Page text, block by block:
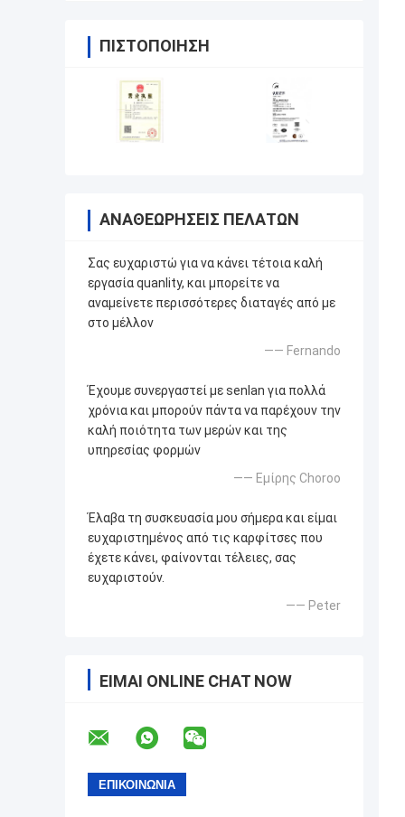
ΠΙΣΤΟΠΟΊΗΣΗ
ΑΝΑΘΕΩΡΉΣΕΙΣ ΠΕΛΑΤΏΝ
Σας ευχαριστώ για να κάνει τέτοια καλή
εργασία quanlity, και μπορείτε να
αναμείνετε περισσότερες διαταγές από με
στο μέλλον
—— Fernando
Έχουμε συνεργαστεί με senlan για πολλά
χρόνια και μπορούν πάντα να παρέχουν την
καλή ποιότητα των μερών και της
υπηρεσίας φορμών
—— Εμίρης Choroo
Έλαβα τη συσκευασία μου σήμερα και είμαι
ευχαριστημένος από τις καρφίτσες που
έχετε κάνει, φαίνονται τέλειες, σας
ευχαριστούν.
—— Peter
ΕΊΜΑΙ ONLINE CHAT NOW